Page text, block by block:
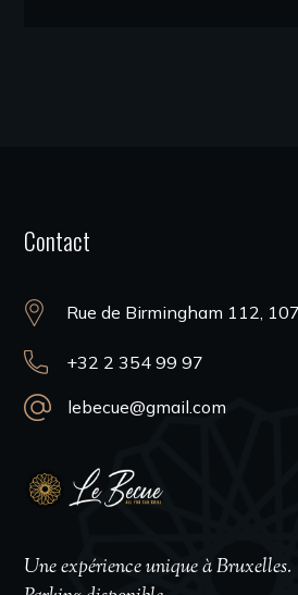
Contact
Rue de Birmingham 112,
+32 2 354 99 97
lebecue@gmail.com
Une expérience unique à Bruxelles.